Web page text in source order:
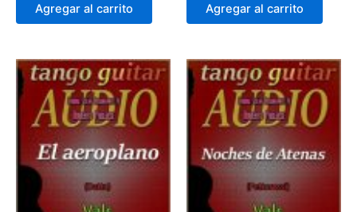
Agregar al carrito Agregar al carrito